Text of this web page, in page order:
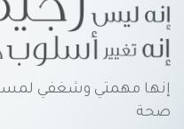
إنها مهمتي وشغفي
صحة